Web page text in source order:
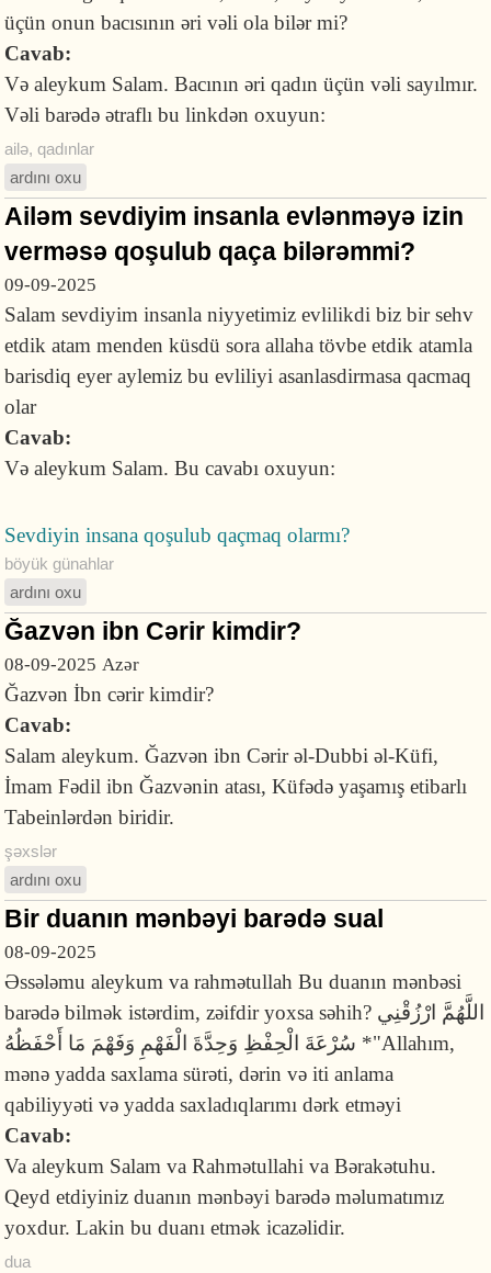
üçün onun bacısının əri vəli ola bilər mi?
Cavab:
Və aleykum Salam. Bacının əri qadın üçün vəli sayılmır.
Vəli barədə ətraflı bu linkdən oxuyun:
ailə,qadınlar
ardını oxu
Ailəm sevdiyim insanla evlənməyə izin
verməsə qoşulub qaça bilərəmmi?
09-09-2025
Salam sevdiyim insanla niyyetimiz evlilikdi biz bir sehv
etdik atam menden küsdü sora allaha tövbe etdik atamla
barisdiq eyer aylemiz bu evliliyi asanlasdirmasa qacmaq
olar
Cavab:
Və aleykum Salam. Bu cavabı oxuyun:
Sevdiyin insana qoşulub qaçmaq olarmı?
böyük günahlar
ardını oxu
Ğazvən ibn Cərir kimdir?
08-09-2025 Azər
Ğazvən İbn cərir kimdir?
Cavab:
Salam aleykum. Ğazvən ibn Cərir əl-Dubbi əl-Küfi,
İmam Fədil ibn Ğazvənin atası, Küfədə yaşamış etibarlı
Tabeinlərdən biridir.
şəxslər
ardını oxu
Bir duanın mənbəyi barədə sual
08-09-2025
Əssələmu aleykum va rahmətullah Bu duanın mənbəsi
barədə bilmək istərdim, zəifdir yoxsa səhih? اللَّهُمَّ ارْزُقْنِي
سُرْعَةَ الْحِفْظِ وَحِدَّةَ الْفَهْمِ وَفَهْمَ مَا أَحْفَظُهُ *"Allahım,
mənə yadda saxlama sürəti, dərin və iti anlama
qabiliyyəti və yadda saxladıqlarımı dərk etməyi
Cavab:
Va aleykum Salam va Rahmətullahi va Bərakətuhu.
Qeyd etdiyiniz duanın mənbəyi barədə məlumatımız
yoxdur. Lakin bu duanı etmək icazəlidir.
dua